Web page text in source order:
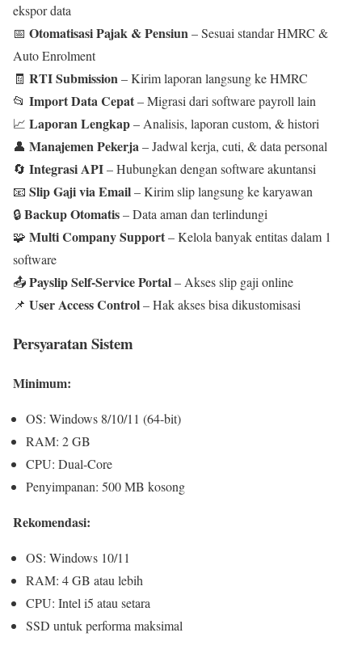
ekspor data
📅 Otomatisasi Pajak & Pensiun – Sesuai standar HMRC &
Auto Enrolment
🧾 RTI Submission – Kirim laporan langsung ke HMRC
📂 Import Data Cepat– Migrasi dari software payroll lain
📈 Laporan Lengkap– Analisis, laporan custom, & histori
👤 Manajemen Pekerja – Jadwal kerja, cuti, & data personal
🔄 Integrasi API– Hubungkan dengan software akuntansi
📧 Slip Gaji via Email– Kirim slip langsung ke karyawan
🔒Backup Otomatis– Data aman dan terlindungi
🧩 Multi Company Support– Kelola banyak entitas dalam 1
software
📤Payslip Self-Service Portal– Akses slip gaji online
📌 User Access Control– Hak akses bisa dikustomisasi
Persyaratan Sistem
Minimum:
OS: Windows 8/10/11 (64-bit)
RAM: 2 GB
CPU: Dual-Core
Penyimpanan: 500 MB kosong
Rekomendasi:
OS: Windows 10/11
RAM: 4 GB atau lebih
CPU: Intel i5 atau setara
SSD untuk performa maksimal